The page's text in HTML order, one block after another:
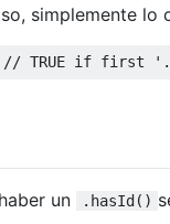
simplemente
// TRUE if first
un .hasId()